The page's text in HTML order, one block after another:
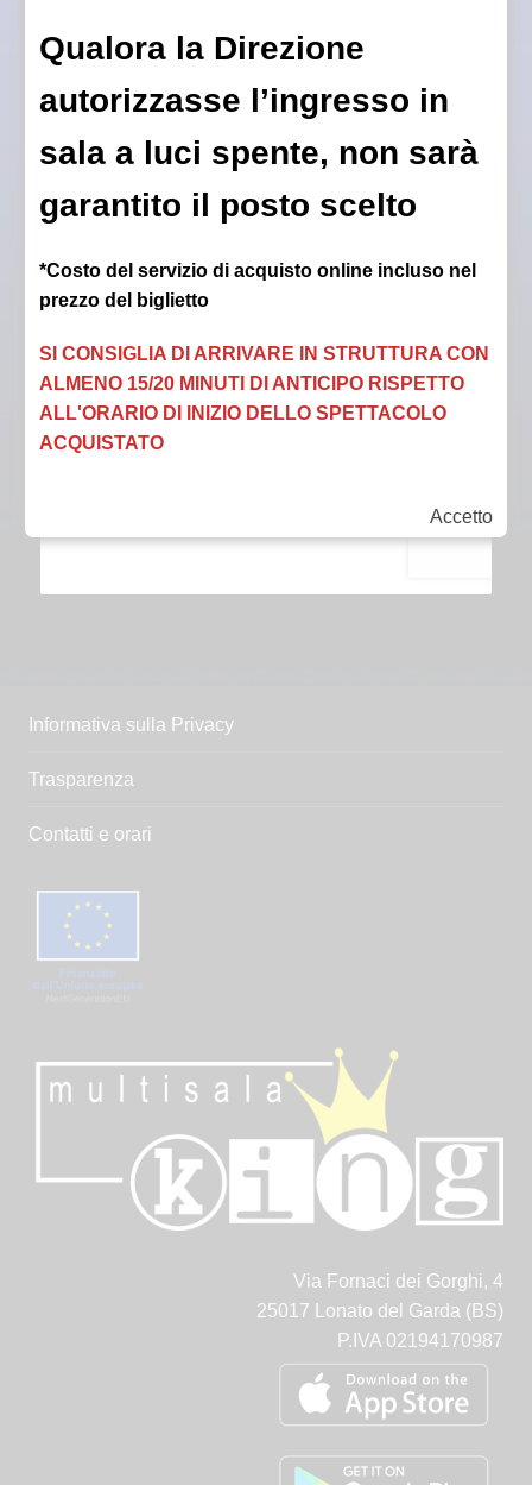
Informativa sulla Privacy
Trasparenza
Contatti e orari
Via Fornaci dei Gorghi, 4
25017 Lonato del Garda (BS)
P.IVA 02194170987
Accetto
Qualora la Direzione
autorizzasse l’ingresso in
sala a luci spente, non sarà
garantito il posto scelto
*Costo del servizio di acquisto online incluso nel
prezzo del biglietto
SI CONSIGLIA DI ARRIVARE IN STRUTTURA CON
ALMENO 15/20 MINUTI DI ANTICIPO RISPETTO
ALL'ORARIO DI INIZIO DELLO SPETTACOLO
ACQUISTATO